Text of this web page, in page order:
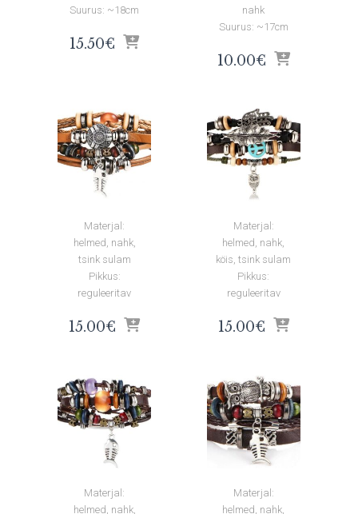
Suurus: ~18cm
15.50€
nahk
Suurus: ~17cm
10.00€
Materjal:
helmed, nahk,
tsink sulam
Pikkus:
reguleeritav
15.00€
Materjal:
helmed, nahk,
köis, tsink sulam
Pikkus:
reguleeritav
15.00€
Materjal:
helmed, nahk,
Materjal:
helmed, nahk,